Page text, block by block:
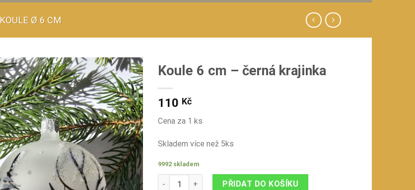
KOULE Ø 6 CM
Koule 6 cm – černá krajinka
110 Kč
Cena za 1 ks
Skladem více než 5ks
9992 skladem
Koule 6 cm - černá krajinka množství
PŘIDAT DO KOŠÍKU